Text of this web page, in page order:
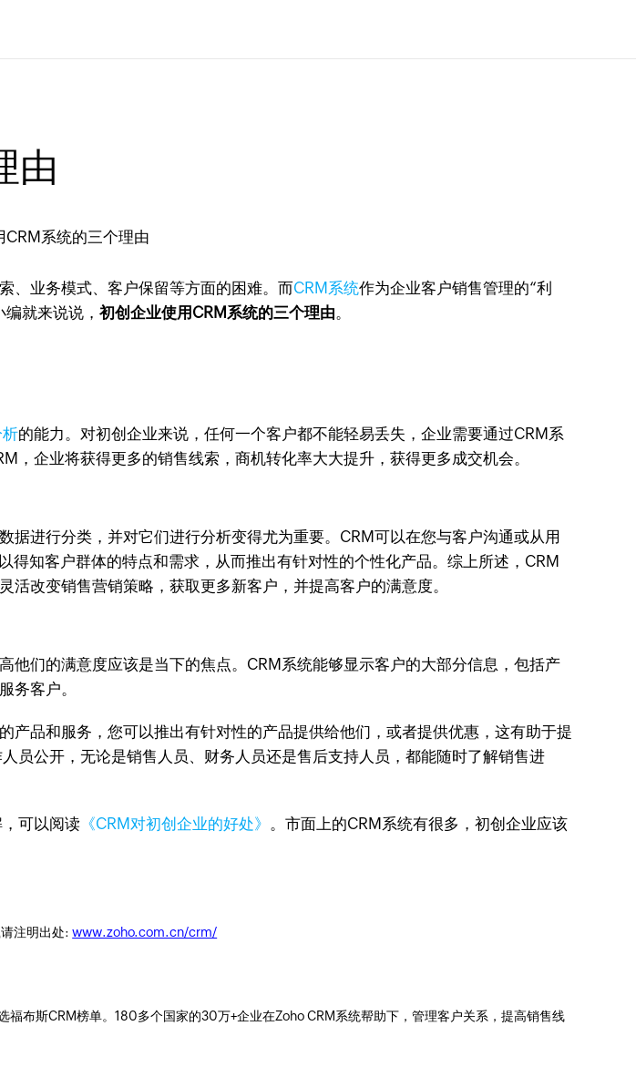
由
、业务模式、客户保留等方面的困难。而CRM系统作为企业客户销售管理的“利
编就来说说，初创企业使用CRM系统的三个理由。
的能力。对初创企业来说，任何一个客户都不能轻易丢失，企业需要通过CRM系
企业将获得更多的销售线索，商机转化率大大提升，获得更多成交机会。
进行分类，并对它们进行分析变得尤为重要。CRM可以在您与客户沟通或从用
得知客户群体的特点和需求，从而推出有针对性的个性化产品。综上所述，CRM
改变销售营销策略，获取更多新客户，并提高客户的满意度。
们的满意度应该是当下的焦点。CRM系统能够显示客户的大部分信息，包括产
务客户。
品和服务，您可以推出有针对性的产品提供给他们，或者提供优惠，这有助于提
员公开，无论是销售人员、财务人员还是售后支持人员，都能随时了解销售进
可以阅读 《CRM对初创企业的好处》 。市面上的CRM系统有很多，初创企业应该
请注明出处:www.zoho.com.cn/crm/
布斯CRM榜单。180多个国家的30万+企业在Zoho CRM系统帮助下，管理客户关系，提高销售线